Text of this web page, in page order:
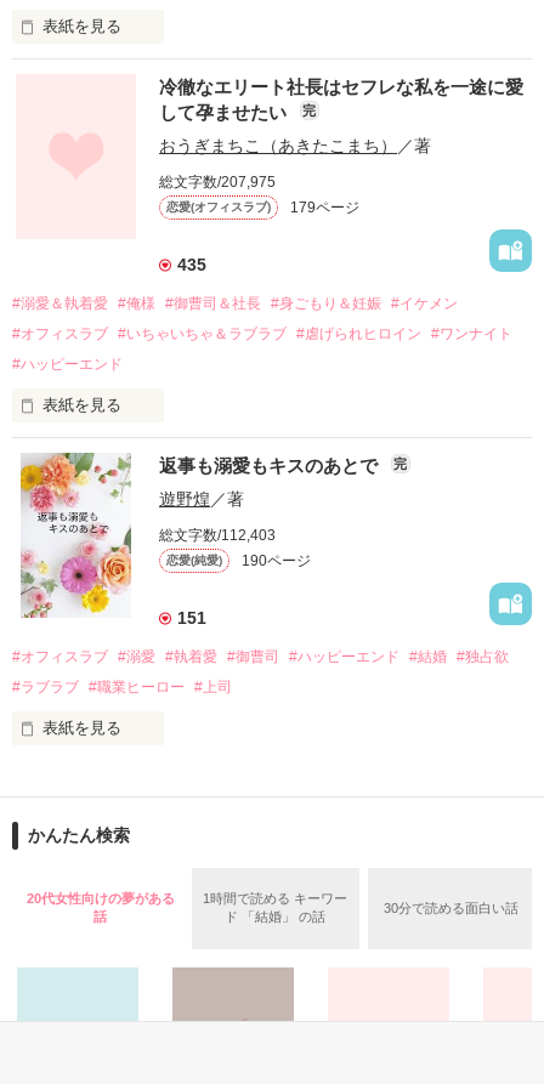
表紙を見る
幼なじみの哲平に淡い恋心を抱いていた美桜。
しかし、ある出来事をきっかけに二人の関係は壊れてしまう。
関係修復もできないまま、美桜は両親の離婚によって
引っ越すことになり、哲平とも離れ離れになった。
それから約十二年後。
過去の傷から、二度と会いたくないと思っていた哲平に
運命のような再会を果たす。
酔った勢いで一夜を共にしてしまった。
さらに、美桜が初めてだと知った哲平は
『責任をとる、結婚しよう』と真っ直ぐに告げてきた。
戸惑う美桜とは裏腹に、好きという気持ちを隠すことなく
甘やかしてくる。
そんなある日、哲平は美桜がストーカー被害に
遭っていることを知る。
美桜を守るため、哲平は同居を提案してきて――。
夏木美桜(なつきみお)
鳴海哲平 (なるみてっぺい)
2026.6.5～2026.7.25
＊以前、公開していた話の改稿版です＊
冷徹なエリート社長はセフレな私を一途に愛
して孕ませたい
完
おうぎまちこ（あきたこまち） ／著
総文字数/207,975
恋愛(オフィスラブ) 179ページ
435
#溺愛＆執着愛 #俺様 #御曹司＆社長 #身ごもり＆妊娠 #イケメン
#オフィスラブ #いちゃいちゃ＆ラブラブ #虐げられヒロイン
#ワンナイト
#ハッピーエンド
表紙を見る
おかしな噂を流されて前の職場でうまくいかなかった梅田美
桜は、海外で傷心旅行をしていたところ、日本人美青年と出会
い、酒の勢いもあり一夜限りの関係となる。
帰国後、美桜は新しい職場でワンナイトした美青年と再会。
なんと彼の正体は、とある財閥御曹司にも関わらず、一族を離
れて起業した新進気鋭の実業家、社内でも冷徹だと評判な社長
――御影恭司その人だったのだ――！
なぜか恭司から飼い猫の世話係を命じられた美桜は、猫の世
の関係となってしまい――？
返事も溺愛もキスのあとで 完
遊野煌 ／著
総文字数/112,403
恋愛(純愛) 190ページ
151
#オフィスラブ #溺愛 #執着愛 #御曹司 #ハッピーエンド #結婚 #独占欲
#ラブラブ #職業ヒーロー #上司
表紙を見る
ションの企画戦略室で働いている。
めた、同期で恋人の石垣守（26）がいるのだが、後輩の姫原由
いた。
守と由羅から『便利屋雛子』と馬鹿にされ、一人こっそり泣い
鷹哉『宜しくな、俺の雛子』🦅
かんたん検索
20代女性向けの夢がある
話
1時間で読める キーワー
ド 「結婚」 の話
30分で読める面白い話